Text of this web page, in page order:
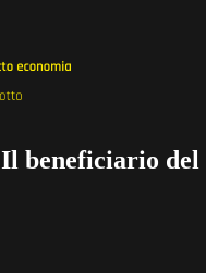
beneficiario del